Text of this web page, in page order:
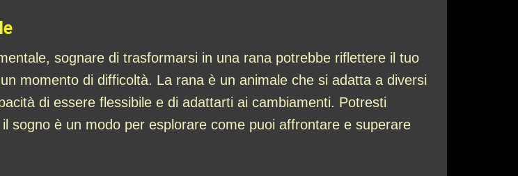
sognare di trasformarsi in una rana potrebbe riflettere il tuo
momento di difficoltà. La rana è un animale che si adatta a diversi
di essere flessibile e di adattarti ai cambiamenti. Potresti
sogno è un modo per esplorare come puoi affrontare e superare